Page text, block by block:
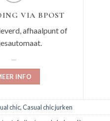
VIA BPOST
afhaalpunt of
INFO
chic,Casual chic jurken